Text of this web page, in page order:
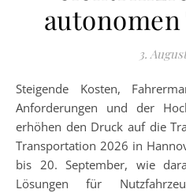
3.
Steigende Kosten, Fahrermangel, neue regulatorische
Anforderungen und der
erhöhen den Druck auf die
Transportation 2026 in
bis 20. September, wie
Lösungen für